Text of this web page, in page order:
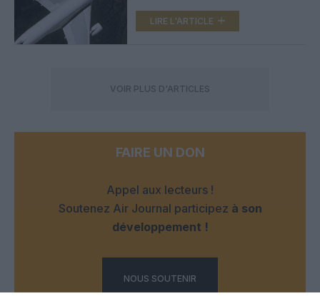
LIRE L'ARTICLE
VOIR PLUS D'ARTICLES
FAIRE UN DON
Appel aux lecteurs !
Soutenez Air Journal participez à son
développement !
NOUS SOUTENIR